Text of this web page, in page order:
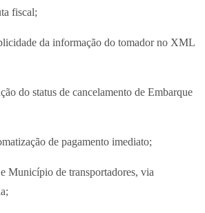
fiscal;
da informação do tomador no XML
do status de cancelamento de Embarque
de pagamento imediato;
Município de transportadores, via